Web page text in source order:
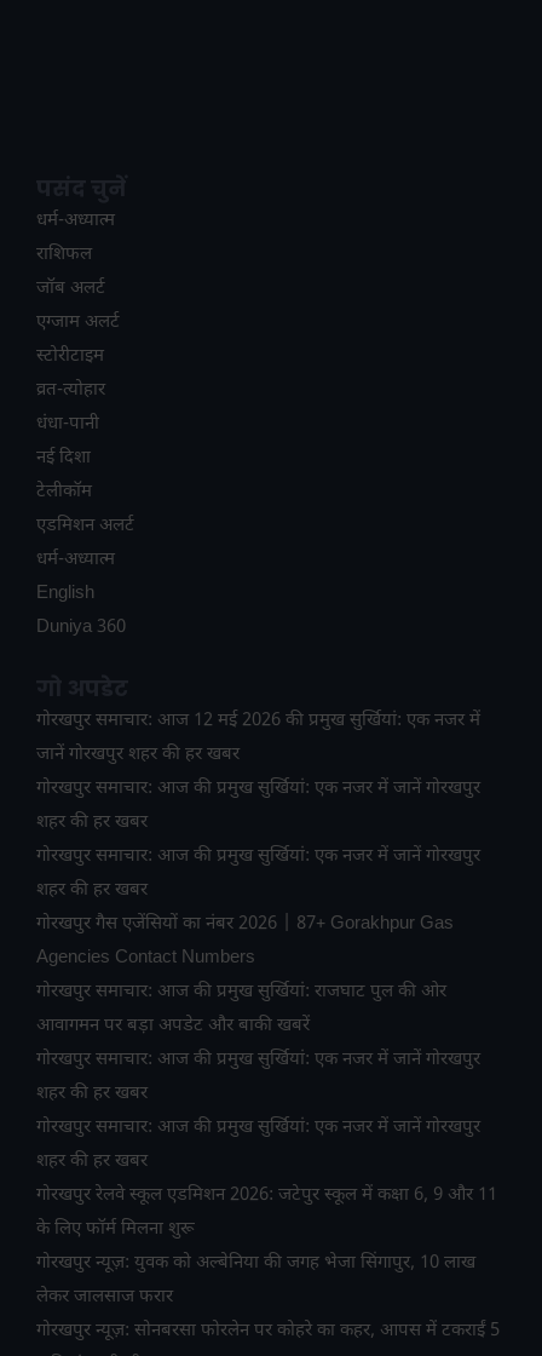
धर्म-अध्यात्म
राशिफल
जॉब अलर्ट
एग्जाम अलर्ट
स्टोरीटाइम
व्रत-त्योहार
धंधा-पानी
नई दिशा
टेलीकॉम
ए​डमिशन अलर्ट
धर्म-अध्यात्म
English
Duniya 360
गोरखपुर समाचार: आज 12 मई 2026 की प्रमुख सुर्खियां: एक नजर में
जानें गोरखपुर शहर की हर खबर
गोरखपुर समाचार: आज की प्रमुख सुर्खियां: एक नजर में जानें गोरखपुर
शहर की हर खबर
गोरखपुर समाचार: आज की प्रमुख सुर्खियां: एक नजर में जानें गोरखपुर
शहर की हर खबर
गोरखपुर गैस एजेंसियों का नंबर 2026 | 87+ Gorakhpur Gas
Agencies Contact Numbers
गोरखपुर समाचार: आज की प्रमुख सुर्खियां: राजघाट पुल की ओर
आवागमन पर बड़ा अपडेट और बाकी खबरें
गोरखपुर समाचार: आज की प्रमुख सुर्खियां: एक नजर में जानें गोरखपुर
शहर की हर खबर
गोरखपुर समाचार: आज की प्रमुख सुर्खियां: एक नजर में जानें गोरखपुर
शहर की हर खबर
गोरखपुर रेलवे स्कूल एडमिशन 2026: जटेपुर स्कूल में कक्षा 6, 9 और 11
के लिए फॉर्म मिलना शुरू
गोरखपुर न्यूज़: युवक को अल्बेनिया की जगह भेजा सिंगापुर, 10 लाख
लेकर जालसाज फरार
गोरखपुर न्यूज़: सोनबरसा फोरलेन पर कोहरे का कहर, आपस में टकराईं 5